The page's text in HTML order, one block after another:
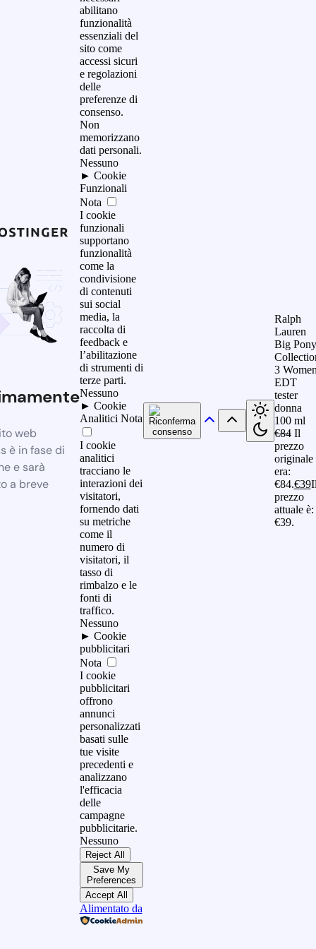
web
è in fase di
e sarà
a breve
abilitano
funzionalità
essenziali del
sito come
accessi sicuri
e regolazioni
delle
preferenze di
consenso.
Non
memorizzano
dati personali.
Nessuno
► Cookie
Funzionali
Nota
I cookie
funzionali
supportano
funzionalità
come la
condivisione
di contenuti
sui social
media, la
raccolta di
feedback e
l’abilitazione
di strumenti di
terze parti.
Nessuno
► Cookie
Analitici Nota
I cookie
analitici
tracciano le
interazioni dei
visitatori,
fornendo dati
su metriche
come il
numero di
visitatori, il
tasso di
rimbalzo e le
fonti di
traffico.
Nessuno
► Cookie
pubblicitari
Nota
I cookie
pubblicitari
offrono
annunci
personalizzati
basati sulle
tue visite
precedenti e
analizzano
l'efficacia
delle
campagne
pubblicitarie.
Nessuno
Reject All
Save My
Preferences
Accept All
Alimentato da
Ralph
Lauren
Big Pony
3
EDT
tester
donna
100 ml
€84 Il
prezzo
originale
era:
€84.€39
prezzo
attuale è:
€39.